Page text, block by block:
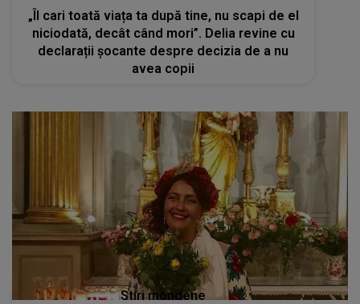
„Îl cari toată viața ta după tine, nu scapi de el
niciodată, decât când mori”. Delia revine cu
declarații șocante despre decizia de a nu
avea copii
Stiri mondene